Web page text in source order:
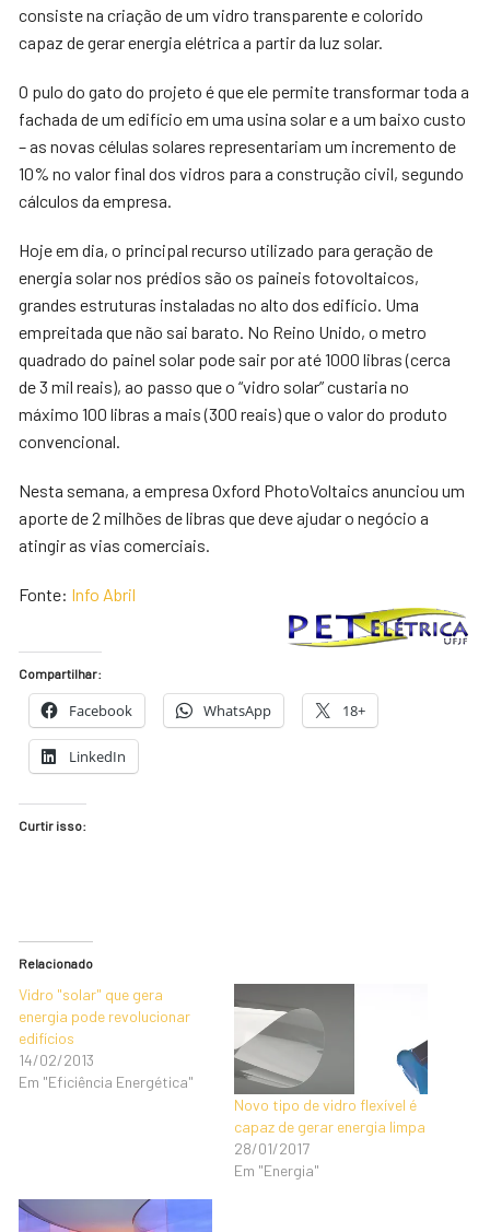
consiste na criação de um vidro transparente e colorido
capaz de gerar energia elétrica a partir da luz solar.
O pulo do gato do projeto é que ele permite transformar toda a
fachada de um edifício em uma usina solar e a um baixo custo
– as novas células solares representariam um incremento de
10% no valor final dos vidros para a construção civil, segundo
cálculos da empresa.
Hoje em dia, o principal recurso utilizado para geração de
energia solar nos prédios são os paineis fotovoltaicos,
grandes estruturas instaladas no alto dos edifício. Uma
empreitada que não sai barato. No Reino Unido, o metro
quadrado do painel solar pode sair por até 1000 libras (cerca
de 3 mil reais), ao passo que o “vidro solar” custaria no
máximo 100 libras a mais (300 reais) que o valor do produto
convencional.
Nesta semana, a empresa Oxford PhotoVoltaics anunciou um
aporte de 2 milhões de libras que deve ajudar o negócio a
atingir as vias comerciais.
Fonte: Info Abril
Compartilhar:
Facebook WhatsApp 18+
LinkedIn
Curtir isso:
Relacionado
Vidro "solar" que gera
energia pode revolucionar
edifícios
14/02/2013
Em "Eficiência Energética"
Novo tipo de vidro flexível é
capaz de gerar energia limpa
28/01/2017
Em "Energia"